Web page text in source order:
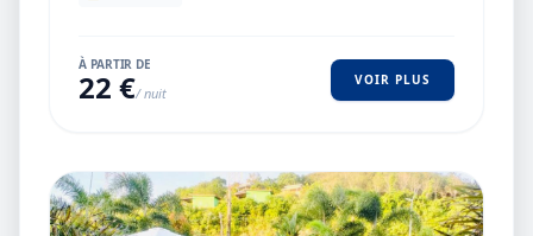
À PARTIR DE
22 €/ nuit
VOIR PLUS